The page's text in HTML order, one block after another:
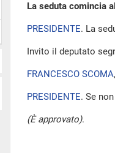
La seduta comincia
PRESIDENTE. La
Invito il deputato
FRANCESCO SCOMA,
PRESIDENTE. Se
(È approvato).